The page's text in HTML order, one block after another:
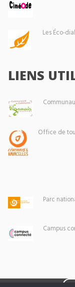
Les Éco-
LIENS
Office de
Parc
Campus